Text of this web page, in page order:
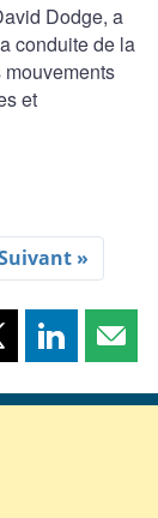
Dodge, a
conduite de la
et
»
Partager
page page